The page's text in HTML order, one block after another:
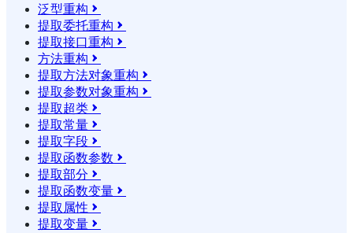
泛型重构 
提取委托重构 
提取接口重构 
方法重构 
提取方法对象重构 
提取参数对象重构 
提取超类 
提取常量 
提取字段 
提取函数参数 
提取部分 
提取函数变量 
提取属性 
提取变量 